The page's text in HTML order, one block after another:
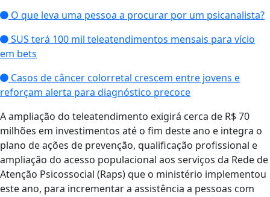
O que leva uma pessoa a procurar por um psicanalista?
SUS terá 100 mil teleatendimentos mensais para vício
em bets
Casos de câncer colorretal crescem entre jovens e
reforçam alerta para diagnóstico precoce
A ampliação do teleatendimento exigirá cerca de R$ 70
milhões em investimentos até o fim deste ano e integra o
plano de ações de prevenção, qualificação profissional e
ampliação do acesso populacional aos serviços da Rede de
Atenção Psicossocial (Raps) que o ministério implementou
este ano, para incrementar a assistência a pessoas com